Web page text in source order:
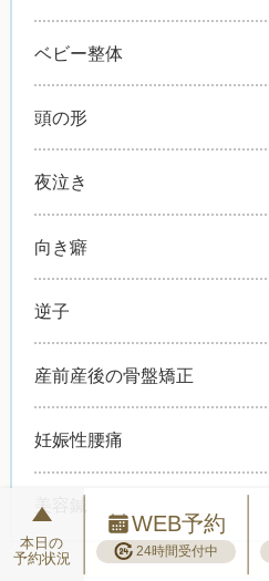
ベビー整体
頭の形
夜泣き
向き癖
逆子
産前産後の骨盤矯正
妊娠性腰痛
美容鍼
本日の
予約状況
WEB予約
24時間受付中